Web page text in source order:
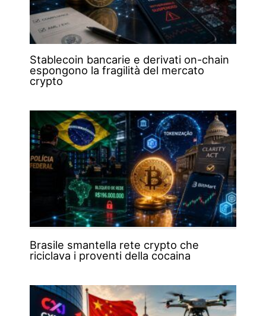
Stablecoin bancarie e derivati on-chain
espongono la fragilità del mercato
crypto
Brasile smantella rete crypto che
riciclava i proventi della cocaina